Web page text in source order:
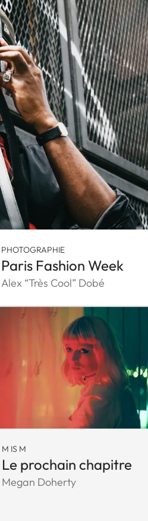
PHOTOGRAPHIE
Paris Fashion Week
Alex “Très Cool” Dobé
M IS M
Le prochain chapitre
Megan Doherty